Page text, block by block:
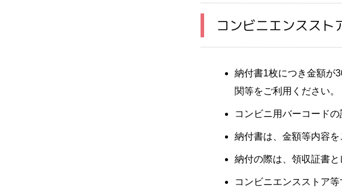
コンビニエンススト
納付書1枚につき金額が
関等をご利用ください。
コンビニ用バーコード
納付書は、金額等内容
納付の際は、領収証書
コンビニエンスストア